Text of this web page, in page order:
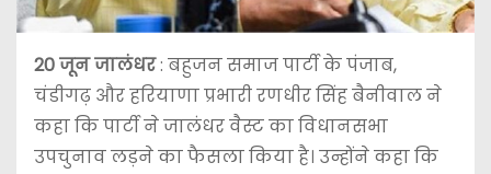
20 जूनजालंधर: बहुजन समाज पार्टी के पंजाब,
चंडीगढ़ और हरियाणा प्रभारी रणधीर सिंह बैनीवाल ने
कहा कि पार्टी ने जालंधर वैस्ट का विधानसभा
उपचुनाव लड़ने का फैसला किया है। उन्होंने कहा कि